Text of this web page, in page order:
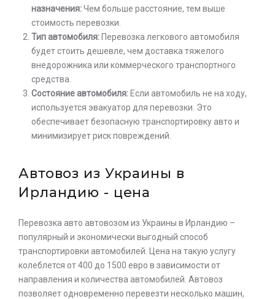
назначения:Чем больше расстояние, тем выше
стоимость перевозки.
Тип автомобиля: Перевозка легкового автомобиля
будет стоить дешевле, чем доставка тяжелого
внедорожника или коммерческого транспортного
средства.
Состояние автомобиля: Если автомобиль не на ходу,
используется эвакуатор для перевозки. Это
обеспечивает безопасную транспортировку авто и
минимизирует риск повреждений.
Автовоз из Украины в
Ирландию - цена
Перевозка авто автовозом из Украины в Ирландию –
популярный и экономически выгодный способ
транспортировки автомобилей. Цена на такую ​​услугу
колеблется от 400 до 1500 евро в зависимости от
направления и количества автомобилей. Автовоз
позволяет одновременно перевезти несколько машин,